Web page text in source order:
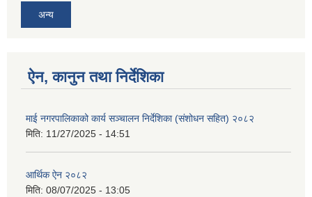
अन्य
ऐन, कानुन तथा निर्देशिका
माई नगरपालिकाको कार्य सञ्चालन निर्देशिका (संशोधन सहित) २०८२
मिति: 11/27/2025 - 14:51
आर्थिक ऐन २०८२
मिति: 08/07/2025 - 13:05